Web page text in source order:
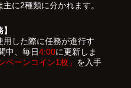
に2種類に分かれます。
した際に任務が進行す
中、毎日4:00に更新しま
ペーンコイン1枚」 を入手